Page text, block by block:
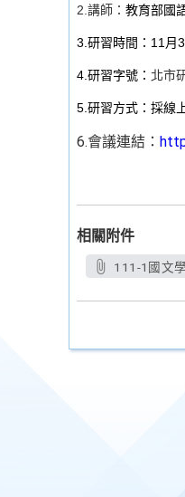
2. 講師： 教育部國
3. 研習時間：11月
4. 研習字號： 北市
5. 研習方式：採線
6.會議連結：
相關附件
111-1國文